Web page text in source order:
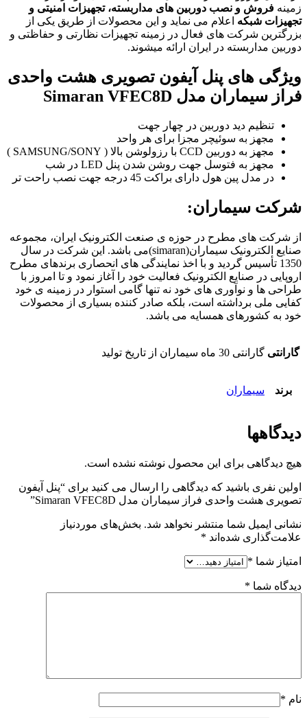
زمینه فروش و نصب دوربین های مداربسته، تجهیزات امنیتی و
تجهیزات شبکه اعلام می نماید و این محصولات از طریق یکی از
بزرگترین شرکت های فعال در زمینه تجهیزات نظارتی و حفاظتی و
دوربین مداربسته در ایران ارائه میشوند.
ویژگی های پنل آیفون تصویری هشت واحدی
فراز سیماران مدل Simaran VFEC8D
تنظیم دید دوربین در چهار جهت
مجهز به سوئیچر مجزا برای هر واحد
مجهز به دوربین CCD با رزولوشن بالا ( SAMSUNG/SONY )
مجهز به فتوسل جهت روشن شدن پنل LED در شب
در مدل پین هول دارای براکت 45 درجه جهت نصب راحت تر
شرکت سیماران:
از شرکت های مطرح در حوزه ی صنعت الکترونیک ایران، مجموعه
صنایع الکترونیک سیماران(simaran)می باشد. این شرکت در سال
1350 تأسیس گردید و با اخذ نمایندگی های انحصاری برندهای مطرح
اروپایی در صنایع الکترونیک فعالیت خود را آغاز نمود و تا امروز با
طراحی ها و نوآوری های خود نه تنها گامی استوار در زمینه ی خود
کفایی ملی برداشته است، بلکه صادر کننده بسیاری از محصولات
خود به کشورهای همسایه می باشد.
گارانتی گارانتی 30 ماه سیماران از تاریخ تولید
برند سیماران
دیدگاهها
هیچ دیدگاهی برای این محصول نوشته نشده است.
اولین نفری باشید که دیدگاهی را ارسال می کنید برای “پنل آیفون
تصویری هشت واحدی فراز سیماران مدل Simaran VFEC8D”
نشانی ایمیل شما منتشر نخواهد شد. بخش‌های موردنیاز
علامت‌گذاری شده‌اند *
امتیاز شما *
دیدگاه شما *
نام *